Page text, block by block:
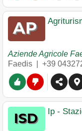
Aziende Agricole
Faedis
+39
Ip -